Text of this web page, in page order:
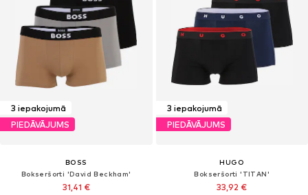
3 iepakojumā
PIEDĀVĀJUMS
BOSS
Bokseršorti 'David Beckham'
31,41 €
3 iepakojumā
PIEDĀVĀJUMS
HUGO
Bokseršorti 'TITAN'
33,92 €